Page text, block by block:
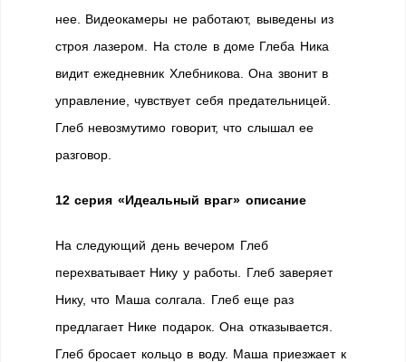
нее. Видеокамеры не работают, выведены из
строя лазером. На столе в доме Глеба Ника
видит ежедневник Хлебникова. Она звонит в
управление, чувствует себя предательницей.
Глеб невозмутимо говорит, что слышал ее
разговор.
12 серия «Идеальный враг» описание
На следующий день вечером Глеб
перехватывает Нику у работы. Глеб заверяет
Нику, что Маша солгала. Глеб еще раз
предлагает Нике подарок. Она отказывается.
Глеб бросает кольцо в воду. Маша приезжает к